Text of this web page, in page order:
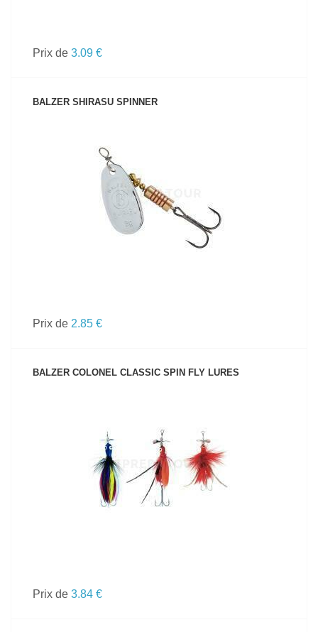
Prix de 3.09 €
BALZER SHIRASU SPINNER
VOIR LE PRODUIT
Prix de 2.85 €
BALZER COLONEL CLASSIC SPIN FLY LURES
VOIR LE PRODUIT
Prix de 3.84 €